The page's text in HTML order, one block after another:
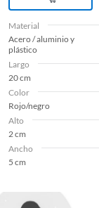
Material
Acero / aluminio y
plástico
Largo
20 cm
Color
Rojo/negro
Alto
2 cm
Ancho
5 cm